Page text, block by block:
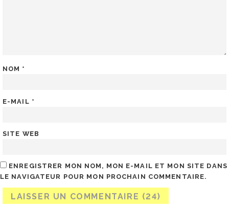
NOM *
E-MAIL *
SITE WEB
ENREGISTRER MON NOM, MON E-MAIL ET MON SITE DANS
LE NAVIGATEUR POUR MON PROCHAIN COMMENTAIRE.